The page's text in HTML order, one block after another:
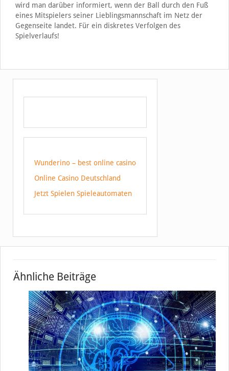
wird man darüber informiert, wenn der Ball durch den Fuß
eines Mitspielers seiner Lieblingsmannschaft im Netz der
Gegenseite landet. Für ein diskretes Verfolgen des
Spielverlaufs!
Wunderino – best online casino
Online Casino Deutschland
Jetzt Spielen Spieleautomaten
Ähnliche Beiträge